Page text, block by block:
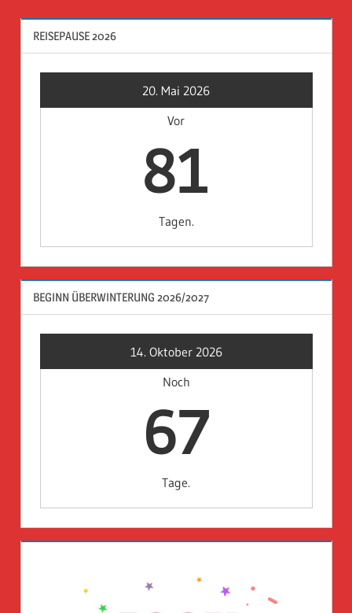
REISEPAUSE 2026
20. Mai 2026
Vor
81
Tagen.
BEGINN ÜBERWINTERUNG 2026/2027
14. Oktober 2026
Noch
67
Tage.